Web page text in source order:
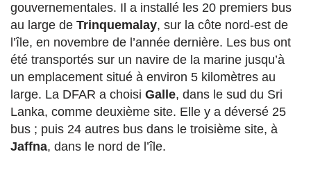
gouvernementales. Il a installé les 20 premiers bus
au large de Trinquemalay, sur la côte nord-est de
l’île, en novembre de l’année dernière. Les bus ont
été transportés sur un navire de la marine jusqu’à
un emplacement situé à environ 5 kilomètres au
large. La DFAR a choisi Galle, dans le sud du Sri
Lanka, comme deuxième site. Elle y a déversé 25
bus ; puis 24 autres bus dans le troisième site, à
Jaffna, dans le nord de l’île.